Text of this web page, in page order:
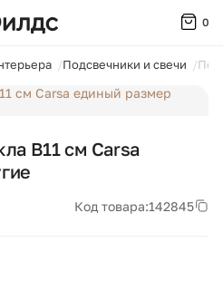
0
Подсвечники и свечи
В11 см Carsa
Код товара:142845